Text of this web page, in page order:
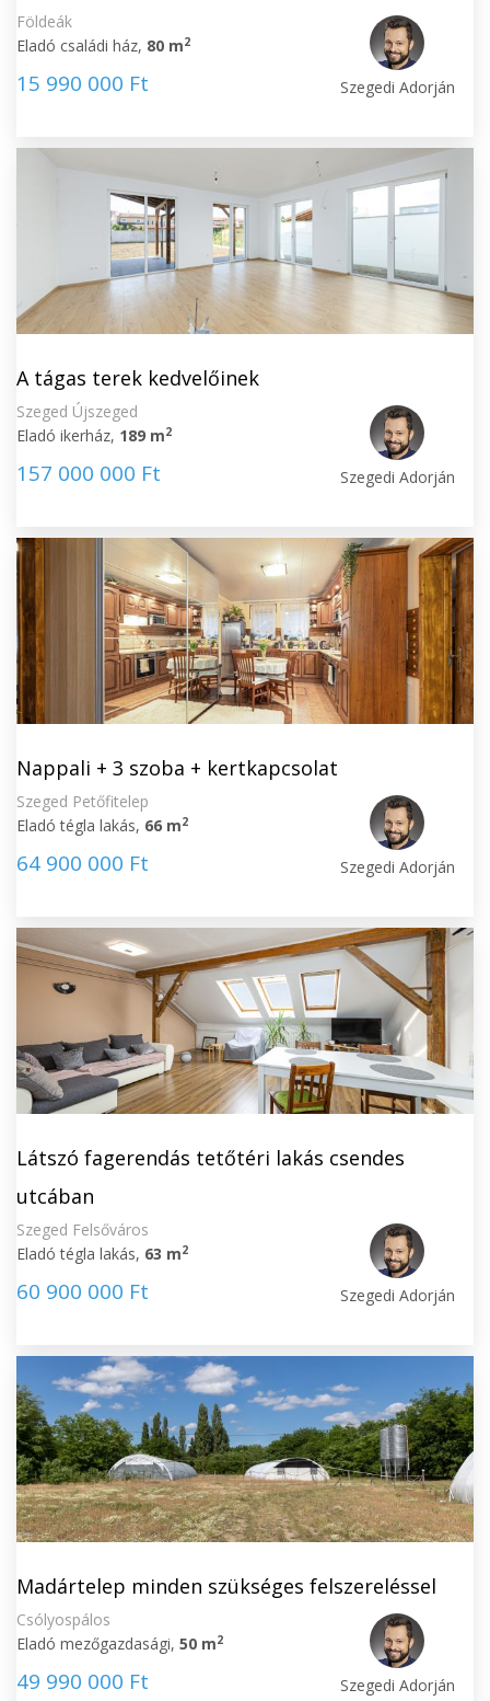
Földeák
Eladó családi ház, 80 m2
15 990 000 Ft Szegedi Adorján
A tágas terek kedvelőinek
Szeged Újszeged
Eladó ikerház, 189 m2
157 000 000 Ft Szegedi Adorján
Nappali + 3 szoba + kertkapcsolat
Szeged Petőfitelep
Eladó tégla lakás, 66 m2
64 900 000 Ft Szegedi Adorján
Látszó fagerendás tetőtéri lakás csendes
utcában
Szeged Felsőváros
Eladó tégla lakás, 63 m2
60 900 000 Ft Szegedi Adorján
Madártelep minden szükséges felszereléssel
Csólyospálos
Eladó mezőgazdasági, 50 m2
49 990 000 Ft Szegedi Adorján